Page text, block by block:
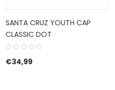
€54,99.
€32,99.
SANTA CRUZ YOUTH CAP
CLASSIC DOT
€34,99